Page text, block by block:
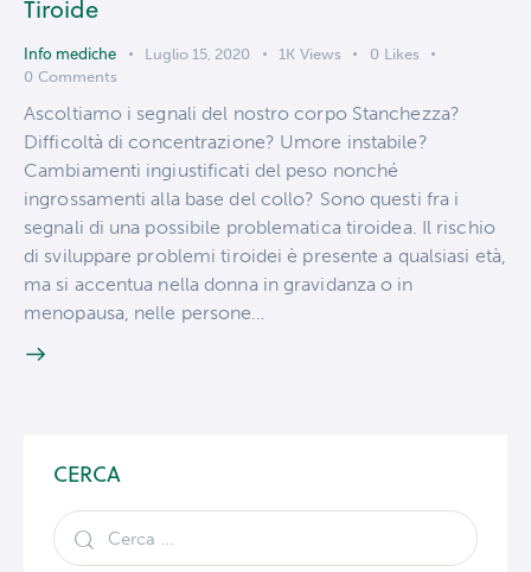
Tiroide
Info mediche Luglio 15, 2020 1K Views 0 Likes
0 Comments
Ascoltiamo i segnali del nostro corpo Stanchezza?
Difficoltà di concentrazione? Umore instabile?
Cambiamenti ingiustificati del peso nonché
ingrossamenti alla base del collo? Sono questi fra i
segnali di una possibile problematica tiroidea. Il rischio
di sviluppare problemi tiroidei è presente a qualsiasi età,
ma si accentua nella donna in gravidanza o in
menopausa, nelle persone…
CERCA